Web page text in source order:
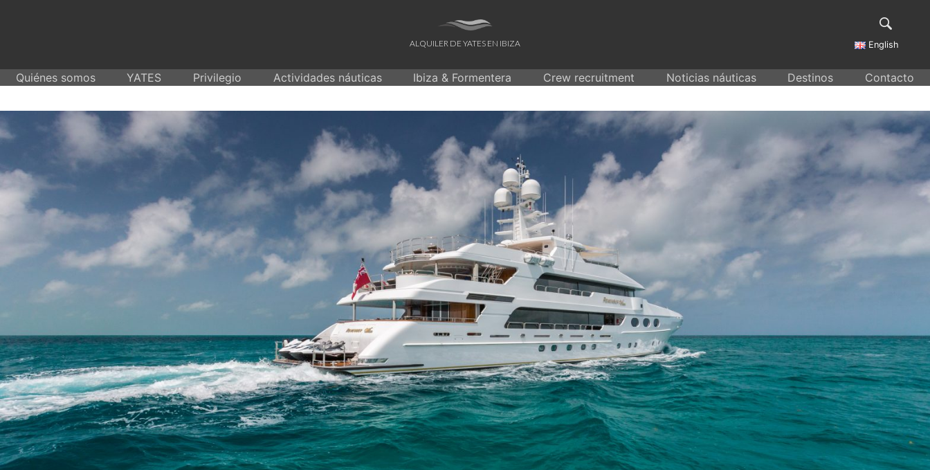
ALQUILER DE YATES EN IBIZA English
Quiénes somos YATES Privilegio Actividades náuticas Ibiza & Formentera Crew recruitment Noticias náuticas Destinos Contacto